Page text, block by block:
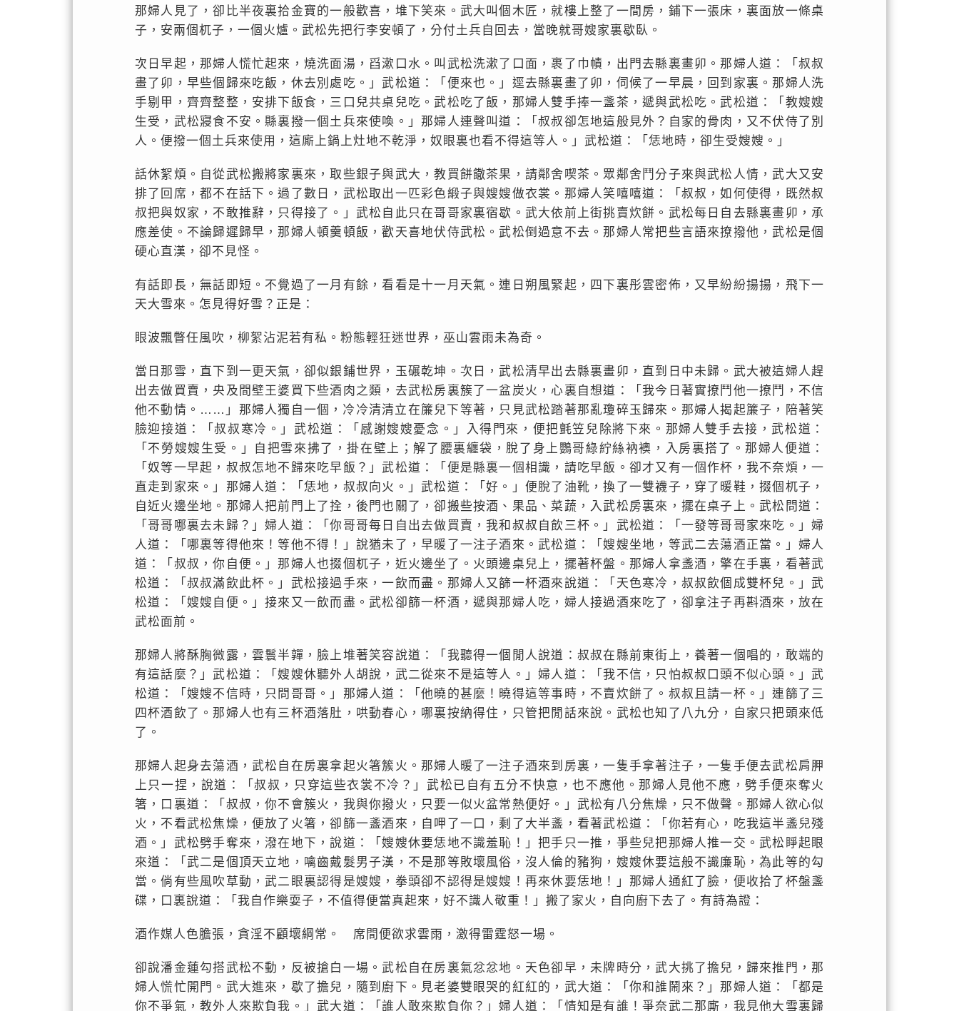
那婦人見了，卻比半夜裏拾金寶的一般歡喜，堆下笑來。武大叫個木匠，就樓上整了一間房，鋪下一張床，裏面放一條桌
子，安兩個杌子，一個火爐。武松先把行李安頓了，分付土兵自回去，當晚就哥嫂家裏歇臥。
次日早起，那婦人慌忙起來，燒洗面湯，舀漱口水。叫武松洗漱了口面，裹了巾幘，出門去縣裏畫卯。那婦人道：「叔叔
畫了卯，早些個歸來吃飯，休去別處吃。」武松道：「便來也。」逕去縣裏畫了卯，伺候了一早晨，回到家裏。那婦人洗
手剔甲，齊齊整整，安排下飯食，三口兒共桌兒吃。武松吃了飯，那婦人雙手捧一盞茶，遞與武松吃。武松道：「教嫂嫂
生受，武松寢食不安。縣裏撥一個土兵來使喚。」那婦人連聲叫道：「叔叔卻怎地這般見外？自家的骨肉，又不伏侍了別
人。便撥一個土兵來使用，這廝上鍋上灶地不乾淨，奴眼裏也看不得這等人。」武松道：「恁地時，卻生受嫂嫂。」
話休絮煩。自從武松搬將家裏來，取些銀子與武大，教買餅饊茶果，請鄰舍喫茶。眾鄰舍鬥分子來與武松人情，武大又安
排了回席，都不在話下。過了數日，武松取出一匹彩色緞子與嫂嫂做衣裳。那婦人笑嘻嘻道：「叔叔，如何使得，既然叔
叔把與奴家，不敢推辭，只得接了。」武松自此只在哥哥家裏宿歇。武大依前上街挑賣炊餅。武松每日自去縣裏畫卯，承
應差使。不論歸遲歸早，那婦人頓羹頓飯，歡天喜地伏侍武松。武松倒過意不去。那婦人常把些言語來撩撥他，武松是個
硬心直漢，卻不見怪。
有話即長，無話即短。不覺過了一月有餘，看看是十一月天氣。連日朔風緊起，四下裏彤雲密佈，又早紛紛揚揚，飛下一
天大雪來。怎見得好雪？正是：
眼波飄瞥任風吹，柳絮沾泥若有私。粉態輕狂迷世界，巫山雲雨未為奇。
當日那雪，直下到一更天氣，卻似銀鋪世界，玉碾乾坤。次日，武松清早出去縣裏畫卯，直到日中未歸。武大被這婦人趕
出去做買賣，央及間壁王婆買下些酒肉之類，去武松房裏簇了一盆炭火，心裏自想道：「我今日著實撩鬥他一撩鬥，不信
他不動情。……」那婦人獨自一個，冷冷清清立在簾兒下等著，只見武松踏著那亂瓊碎玉歸來。那婦人揭起簾子，陪著笑
臉迎接道：「叔叔寒冷。」武松道：「感謝嫂嫂憂念。」入得門來，便把氈笠兒除將下來。那婦人雙手去接，武松道：
「不勞嫂嫂生受。」自把雪來拂了，掛在壁上；解了腰裏纏袋，脫了身上鸚哥綠紵絲衲襖，入房裏搭了。那婦人便道：
「奴等一早起，叔叔怎地不歸來吃早飯？」武松道：「便是縣裏一個相識，請吃早飯。卻才又有一個作杯，我不奈煩，一
直走到家來。」那婦人道：「恁地，叔叔向火。」武松道：「好。」便脫了油靴，換了一雙襪子，穿了暖鞋，掇個杌子，
自近火邊坐地。那婦人把前門上了拴，後門也關了，卻搬些按酒、果品、菜蔬，入武松房裏來，擺在桌子上。武松問道：
「哥哥哪裏去未歸？」婦人道：「你哥哥每日自出去做買賣，我和叔叔自飲三杯。」武松道：「一發等哥哥家來吃。」婦
人道：「哪裏等得他來！等他不得！」說猶未了，早暖了一注子酒來。武松道：「嫂嫂坐地，等武二去蕩酒正當。」婦人
道：「叔叔，你自便。」那婦人也掇個杌子，近火邊坐了。火頭邊桌兒上，擺著杯盤。那婦人拿盞酒，擎在手裏，看著武
松道：「叔叔滿飲此杯。」武松接過手來，一飲而盡。那婦人又篩一杯酒來說道：「天色寒冷，叔叔飲個成雙杯兒。」武
松道：「嫂嫂自便。」接來又一飲而盡。武松卻篩一杯酒，遞與那婦人吃，婦人接過酒來吃了，卻拿注子再斟酒來，放在
武松面前。
那婦人將酥胸微露，雲鬟半嚲，臉上堆著笑容說道：「我聽得一個閒人說道：叔叔在縣前東街上，養著一個唱的，敢端的
有這話麼？」武松道：「嫂嫂休聽外人胡說，武二從來不是這等人。」婦人道：「我不信，只怕叔叔口頭不似心頭。」武
松道：「嫂嫂不信時，只問哥哥。」那婦人道：「他曉的甚麼！曉得這等事時，不賣炊餅了。叔叔且請一杯。」連篩了三
四杯酒飲了。那婦人也有三杯酒落肚，哄動春心，哪裏按納得住，只管把閒話來說。武松也知了八九分，自家只把頭來低
了。
那婦人起身去蕩酒，武松自在房裏拿起火箸簇火。那婦人暖了一注子酒來到房裏，一隻手拿著注子，一隻手便去武松肩胛
上只一捏，說道：「叔叔，只穿這些衣裳不冷？」武松已自有五分不快意，也不應他。那婦人見他不應，劈手便來奪火
箸，口裏道：「叔叔，你不會簇火，我與你撥火，只要一似火盆常熱便好。」武松有八分焦燥，只不做聲。那婦人欲心似
火，不看武松焦燥，便放了火箸，卻篩一盞酒來，自呷了一口，剩了大半盞，看著武松道：「你若有心，吃我這半盞兒殘
酒。」武松劈手奪來，潑在地下，說道：「嫂嫂休要恁地不識羞恥！」把手只一推，爭些兒把那婦人推一交。武松睜起眼
來道：「武二是個頂天立地，噙齒戴髮男子漢，不是那等敗壞風俗，沒人倫的豬狗，嫂嫂休要這般不識廉恥，為此等的勾
當。倘有些風吹草動，武二眼裏認得是嫂嫂，拳頭卻不認得是嫂嫂！再來休要恁地！」那婦人通紅了臉，便收拾了杯盤盞
碟，口裏說道：「我自作樂耍子，不值得便當真起來，好不識人敬重！」搬了家火，自向廚下去了。有詩為證：
酒作媒人色膽張，貪淫不顧壞綱常。 席間便欲求雲雨，激得雷霆怒一場。
卻說潘金蓮勾搭武松不動，反被搶白一場。武松自在房裏氣忿忿地。天色卻早，未牌時分，武大挑了擔兒，歸來推門，那
婦人慌忙開門。武大進來，歇了擔兒，隨到廚下。見老婆雙眼哭的紅紅的，武大道：「你和誰鬧來？」那婦人道：「都是
你不爭氣，教外人來欺負我。」武大道：「誰人敢來欺負你？」婦人道：「情知是有誰！爭奈武二那廝，我見他大雪裏歸